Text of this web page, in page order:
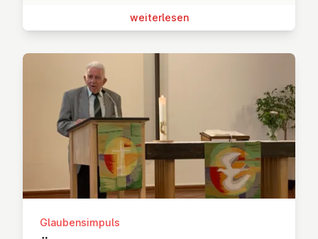
wei­ter­le­sen
Glaubensimpuls